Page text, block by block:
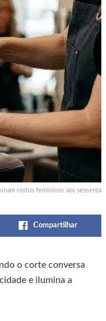
rostos femininos aos sessenta
Compartilhar
o corte conversa
e ilumina a